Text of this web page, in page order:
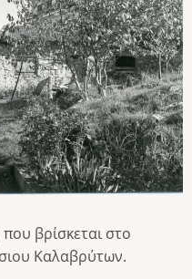
βρίσκεται στο
Καλαβρύτων.